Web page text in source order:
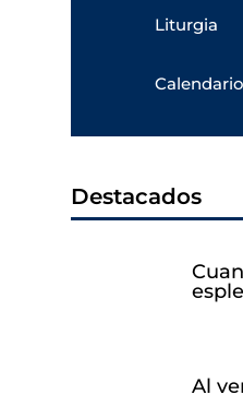
Liturgia
Calendario
Destacados
Al